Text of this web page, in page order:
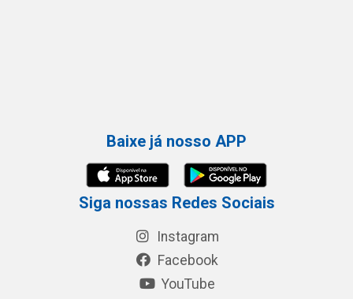
Baixe já nosso APP
Siga nossas Redes Sociais
Instagram
Facebook
YouTube